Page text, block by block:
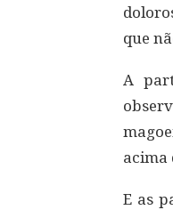
que
A
acima
E as